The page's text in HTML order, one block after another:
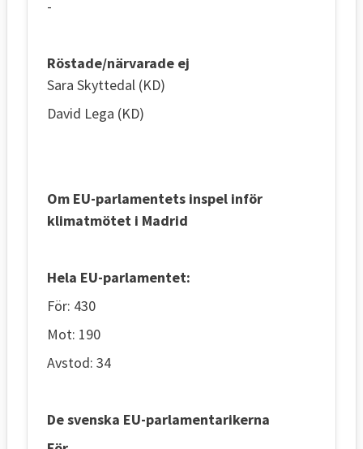
-
Röstade/närvarade ej
Sara Skyttedal (KD)
David Lega (KD)
Om EU-parlamentets inspel inför
klimatmötet i Madrid
Hela EU-parlamentet:
För: 430
Mot: 190
Avstod: 34
De svenska EU-parlamentarikerna